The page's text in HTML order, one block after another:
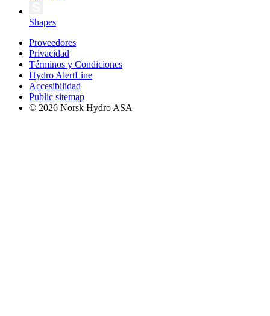
Shapes
Proveedores
Privacidad
Términos y Condiciones
Hydro AlertLine
Accesibilidad
Public sitemap
© 2026 Norsk Hydro ASA